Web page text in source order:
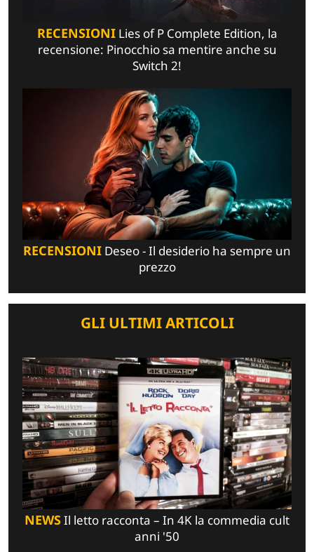
RECENSIONILies of P Complete Edition, la
recensione: Pinocchio sa mentire anche su
Switch 2!
RECENSIONI Deseo - Il desiderio ha sempre un
prezzo
GLI ULTIMI ARTICOLI
NEWSIl letto racconta – In 4K la commedia cult
anni '50